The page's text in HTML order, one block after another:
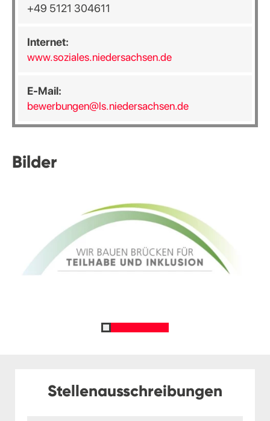
+49 5121 304611
Internet:
www.soziales.niedersachsen.de
E-Mail:
bewerbungen@ls.niedersachsen.de
Bilder
Stellenausschreibungen